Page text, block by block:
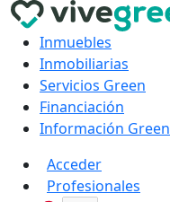
Inmuebles
Inmobiliarias
Servicios Green
Financiación
Información Green
Acceder
Profesionales